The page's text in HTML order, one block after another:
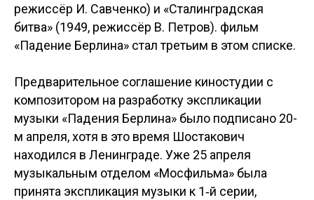
режиссёр И. Савченко) и «Сталинградская
битва» (1949, режиссёр В. Петров). фильм
«Падение Берлина» стал третьим в этом списке.
Предварительное соглашение киностудии с
композитором на разработку экспликации
музыки «Падения Берлина» было подписано 20-
м апреля, хотя в это время Шостакович
находился в Ленинграде. Уже 25 апреля
музыкальным отделом «Мосфильма» была
принята экспликация музыки к 1‑й серии,